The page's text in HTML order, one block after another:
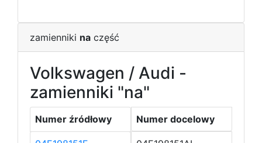
zamienniki na część
Volkswagen / Audi -
zamienniki "na"
Numer źródłowy Numer docelowy